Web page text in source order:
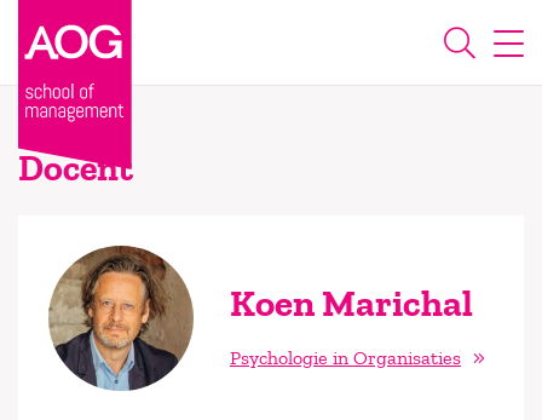
Docent
Koen Marichal
Psychologie in Organisaties